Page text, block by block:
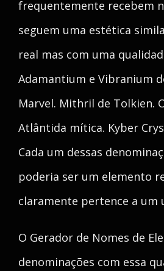
frequentemente recebem
seguem uma estética
real mas com uma
Adamantium e Vibranium
Marvel. Mithril de Tolkien.
Atlântida mítica. Kyber
Cada um dessas
poderia ser um elemento
claramente pertence a um
O Gerador de Nomes de
denominações com essa